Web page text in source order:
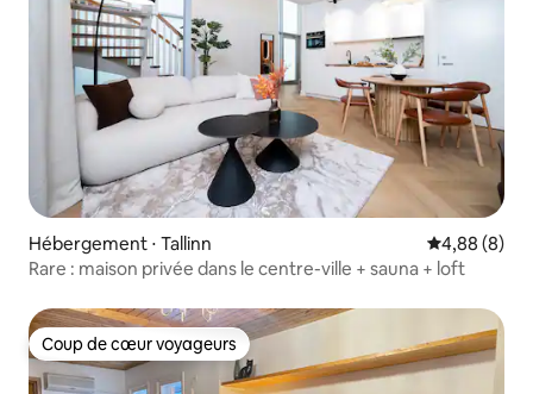
Hébergement ⋅ Tallinn Évaluation
4,88 (8)
Rare : maison privée dans le centre-ville + sauna + loft
Coup de cœur voyageurs
Coup de cœur voyageurs